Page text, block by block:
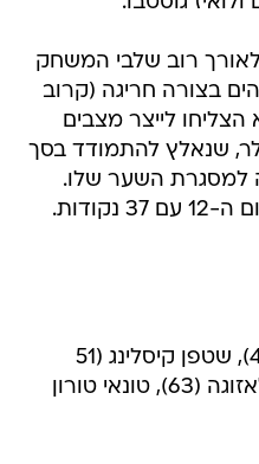
רוב שלבי המשחק
בצורה חריגה (קרוב
הצליחו לייצר מצבים
שנאלץ להתמודד בסך
למסגרת השער שלו.
ללברקוזן: אנדרה שרלה (44), שטפן קיסלינג (51
ו-84), להרטה: פייר מישל לאזוגה (63), טונאי טורון